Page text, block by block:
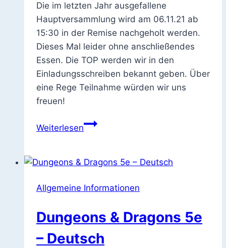
Die im letzten Jahr ausgefallene
Hauptversammlung wird am 06.11.21 ab
15:30 in der Remise nachgeholt werden.
Dieses Mal leider ohne anschließendes
Essen. Die TOP werden wir in den
Einladungsschreiben bekannt geben. Über
eine Rege Teilnahme würden wir uns
freuen!
WeiterlesenJahreshauptversammlung
Allgemeine Informationen
Dungeons & Dragons 5e
– Deutsch